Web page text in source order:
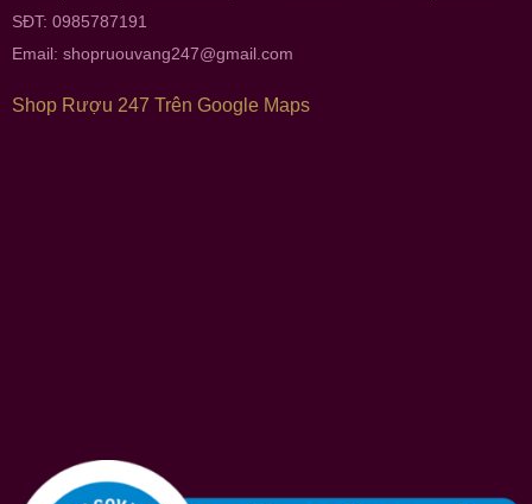
SĐT: 0985787191
Email: shopruouvang247@gmail.com
Shop Rượu 247 Trên Google Maps